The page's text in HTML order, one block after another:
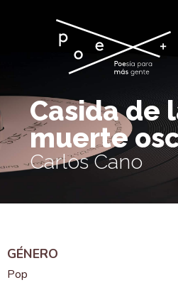
Casida de
muerte
Carlos Cano
GÉNERO
Pop